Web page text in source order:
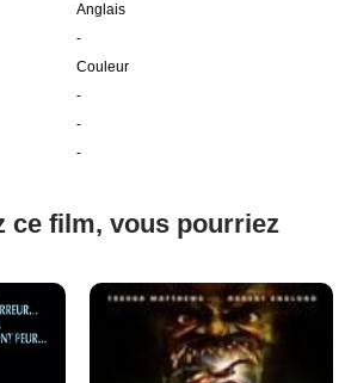
Anglais
-
Couleur
-
-
-
ce film, vous pourriez